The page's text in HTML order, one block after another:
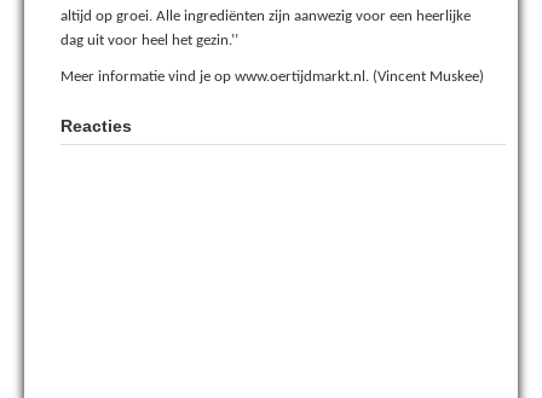
altijd op groei. Alle ingrediënten zijn aanwezig voor een heerlijke
dag uit voor heel het gezin.’’
Meer informatie vind je op www.oertijdmarkt.nl. (Vincent Muskee)
Reacties